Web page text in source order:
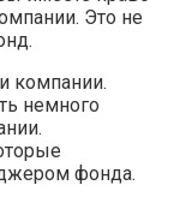
Это не
компании.
немного
фонда.